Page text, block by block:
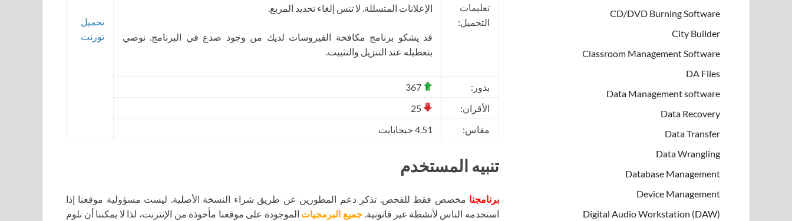
تحميل
تورنت
تعليمات
التحميل:
الإعلانات المتسللة. لا تنس إلغاء تحديد المربع.
قد يشكو برنامج مكافحة الفيروسات لديك من وجود صدع في البرنامج. نوصي
بتعطيله عند التنزيل والتثبيت.
بذور:
الأقران:
مقاس:
4.51 جيجابايت
تنبيه المستخدم
برنامجنا مخصص فقط للفحص. تذكر دعم المطورين عن طريق شراء النسخة الأصلية. ليست مسؤولية موقعنا إذا
استخدمه الناس لأنشطة غير قانونية. جميع البرمجيات الموجودة على موقعنا مأخوذة من الإنترنت، لذا لا يمكننا أن نلوم
CD/DVD Burning Software
City Builder
Classroom Management Software
DA Files
Data Management software
Data Recovery
Data Transfer
Data Wrangling
Database Management
Device Management
Digital Audio Workstation (DAW)